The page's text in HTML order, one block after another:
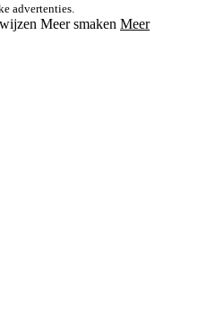
advertenties.
Meer smaken Meer